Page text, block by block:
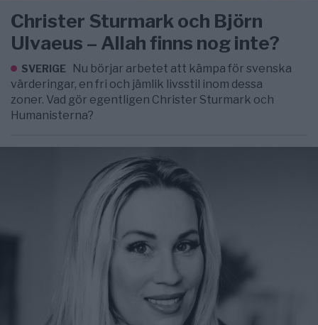
Christer Sturmark och Björn
Ulvaeus – Allah finns nog inte?
SVERIGE
Nu börjar arbetet att kämpa för svenska
värderingar, en fri och jämlik livsstil inom dessa
zoner. Vad gör egentligen Christer Sturmark och
Humanisterna?